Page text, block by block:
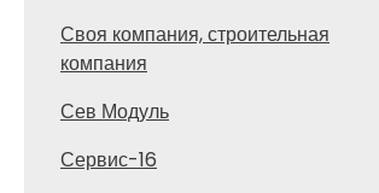
Своя компания, строительная
компания
Сев Модуль
Сервис-16